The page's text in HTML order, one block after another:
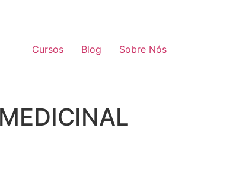
Cursos Blog Sobre Nós